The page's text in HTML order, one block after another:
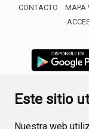
Este sitio
Nuestra web
CONTACTO MAPA